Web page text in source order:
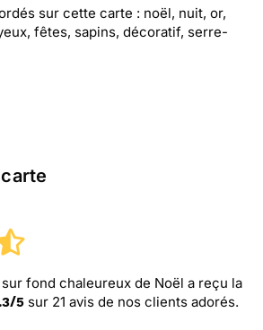
sur cette carte : noël, nuit, or,
fêtes, sapins, décoratif, serre-
fond chaleureux de Noël a reçu la
/5 sur 21 avis de nos clients adorés.